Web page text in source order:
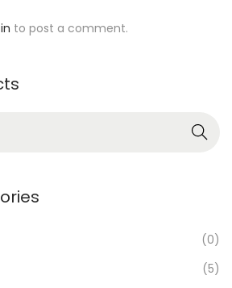
to post a comment.
Search
(0)
(5)